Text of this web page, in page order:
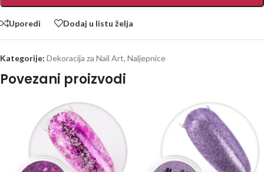
Uporedi Dodaj u listu želja
Kategorije: Dekoracija za Nail Art, Naljepnice
Povezani proizvodi